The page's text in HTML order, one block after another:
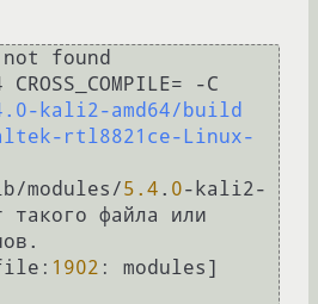
not found
= -
kali2-amd64/build
rtl8821ce-Linux-
/modules /5.4 . 0- kali2-
такого файла или
1902 : modules]